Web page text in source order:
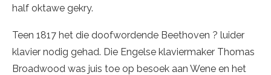
half oktawe gekry.
Teen 1817 het die doofwordende Beethoven ? luider
klavier nodig gehad. Die Engelse klaviermaker Thomas
Broadwood was juis toe op besoek aan Wene en het